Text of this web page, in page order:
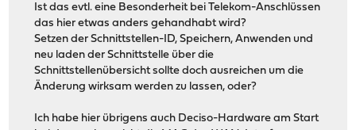
Ist das evtl. eine Besonderheit bei Telekom-Anschlüssen
das hier etwas anders gehandhabt wird?
Setzen der Schnittstellen-ID, Speichern, Anwenden und
neu laden der Schnittstelle über die
Schnittstellenübersicht sollte doch ausreichen um die
Änderung wirksam werden zu lassen, oder?
Ich habe hier übrigens auch Deciso-Hardware am Start